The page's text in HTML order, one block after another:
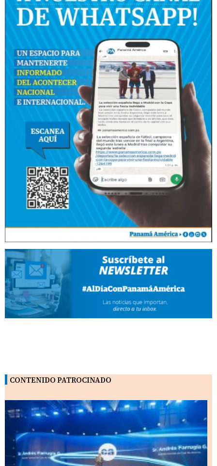
CONTENIDO PATROCINADO